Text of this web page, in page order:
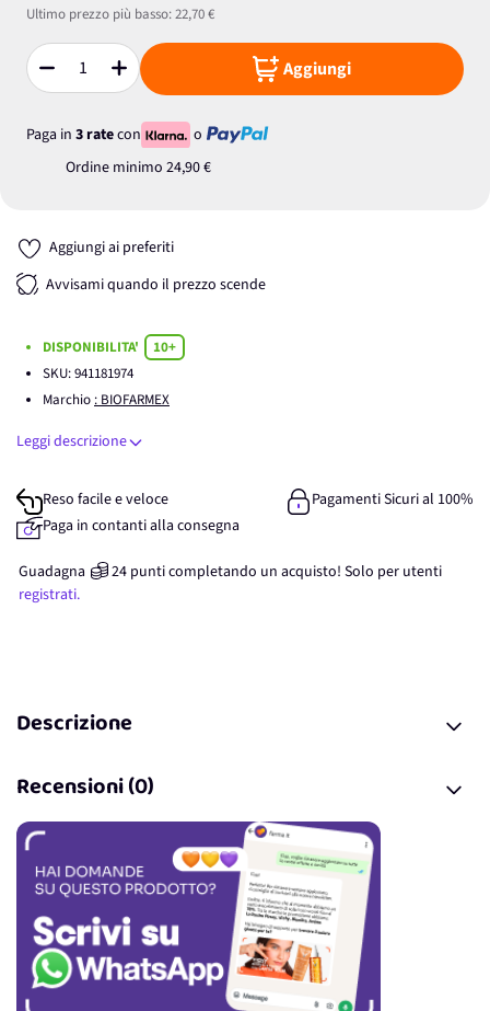
Ultimo prezzo più basso:22,70 €
Quantità Aggiungi
Paga in 3 ratecon
o
Ordine minimo 24,90 €
Aggiungi ai preferiti
Avvisami quando il prezzo scende
DISPONIBILITA'
10+
SKU:941181974
Marchio : BIOFARMEX
Leggi descrizione
Reso facile e veloce
Pagamenti Sicuri al 100%
Paga in contanti alla consegna
Guadagna 24 punticompletando un acquisto! Solo per utenti
registrati.
Descrizione
Recensioni (0)